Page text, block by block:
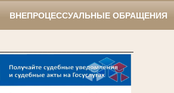
ВНЕПРОЦЕССУАЛЬНЫЕ ОБРАЩЕНИЯ